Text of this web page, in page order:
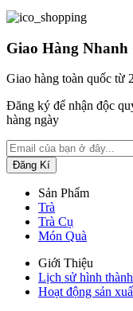
Giao Hàng Nhanh
Giao hàng toàn quốc từ
Đăng ký để nhận độc
hàng ngày
Sản Phẩm
Trà
Trà Cụ
Món Quà
Giới Thiệu
Lịch sử hình thành
Hoạt động sản